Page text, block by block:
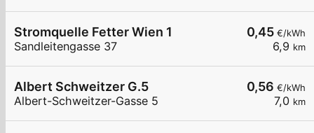
0,45 €/kWh
6,9 km
Stromquelle Fetter Wien 1
Sandleitengasse 37
0,56 €/kWh
7,0 km
Albert Schweitzer G.5
Albert-Schweitzer-Gasse 5